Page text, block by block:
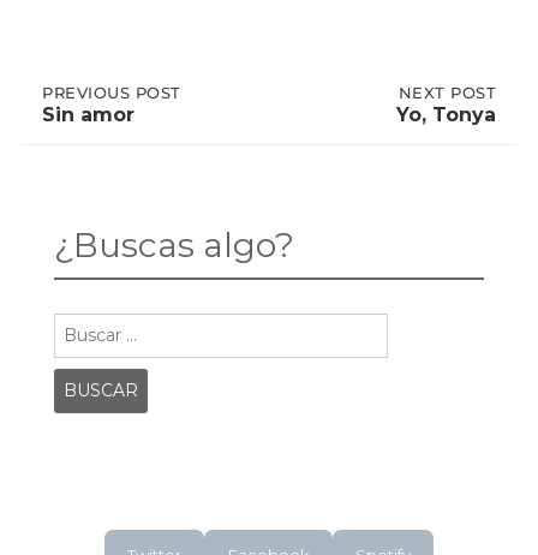
Post
PREVIOUS
POST:
PREVIOUS POST
Sin amor
NEXT POST
Yo, Tonya
¿Buscas algo?